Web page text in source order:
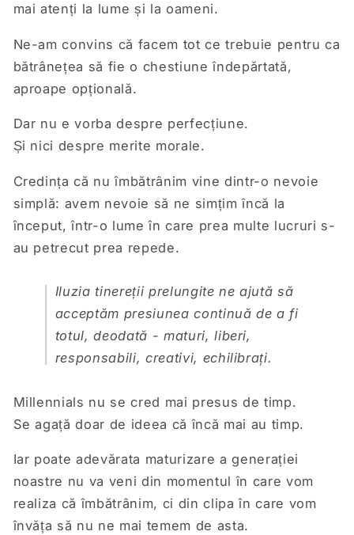
mai atenți la lume și la oameni.
Ne-am convins că facem tot ce trebuie pentru ca
bătrânețea să fie o chestiune îndepărtată,
aproape opțională.
Dar nu e vorba despre perfecțiune.
Și nici despre merite morale.
Credința că nu îmbătrânim vine dintr-o nevoie
simplă: avem nevoie să ne simțim încă la
început, într-o lume în care prea multe lucruri s-
au petrecut prea repede.
Iluzia tinereții prelungite ne ajută să
acceptăm presiunea continuă de a fi
totul, deodată - maturi, liberi,
responsabili, creativi, echilibrați.
Millennials nu se cred mai presus de timp.
Se agață doar de ideea că încă mai au timp.
Iar poate adevărata maturizare a generației
noastre nu va veni din momentul în care vom
realiza că îmbătrânim, ci din clipa în care vom
învăța să nu ne mai temem de asta.